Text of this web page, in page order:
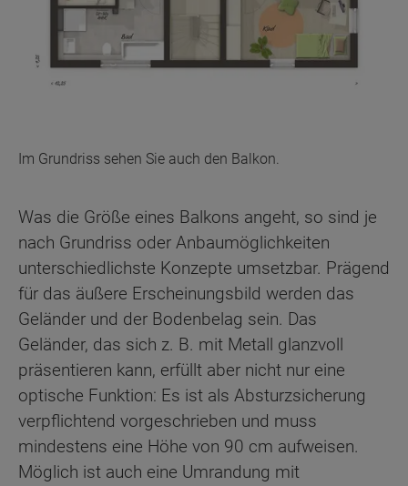
Im Grundriss sehen Sie auch den Balkon.
Was die Größe eines Balkons angeht, so sind je
nach Grundriss oder Anbaumöglichkeiten
unterschiedlichste Konzepte umsetzbar. Prägend
für das äußere Erscheinungsbild werden das
Geländer und der Bodenbelag sein. Das
Geländer, das sich z. B. mit Metall glanzvoll
präsentieren kann, erfüllt aber nicht nur eine
optische Funktion: Es ist als Absturzsicherung
verpflichtend vorgeschrieben und muss
mindestens eine Höhe von 90 cm aufweisen.
Möglich ist auch eine Umrandung mit